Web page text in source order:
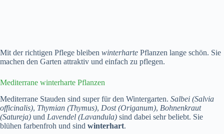
Mit der richtigen Pflege bleiben winterharte Pflanzen lange schön. Sie
machen den Garten attraktiv und einfach zu pflegen.
Mediterrane winterharte Pflanzen
Mediterrane Stauden sind super für den Wintergarten. Salbei (Salvia
officinalis), Thymian (Thymus), Dost (Origanum), Bohnenkraut
(Satureja) und Lavendel (Lavandula) sind dabei sehr beliebt. Sie
blühen farbenfroh und sind winterhart.